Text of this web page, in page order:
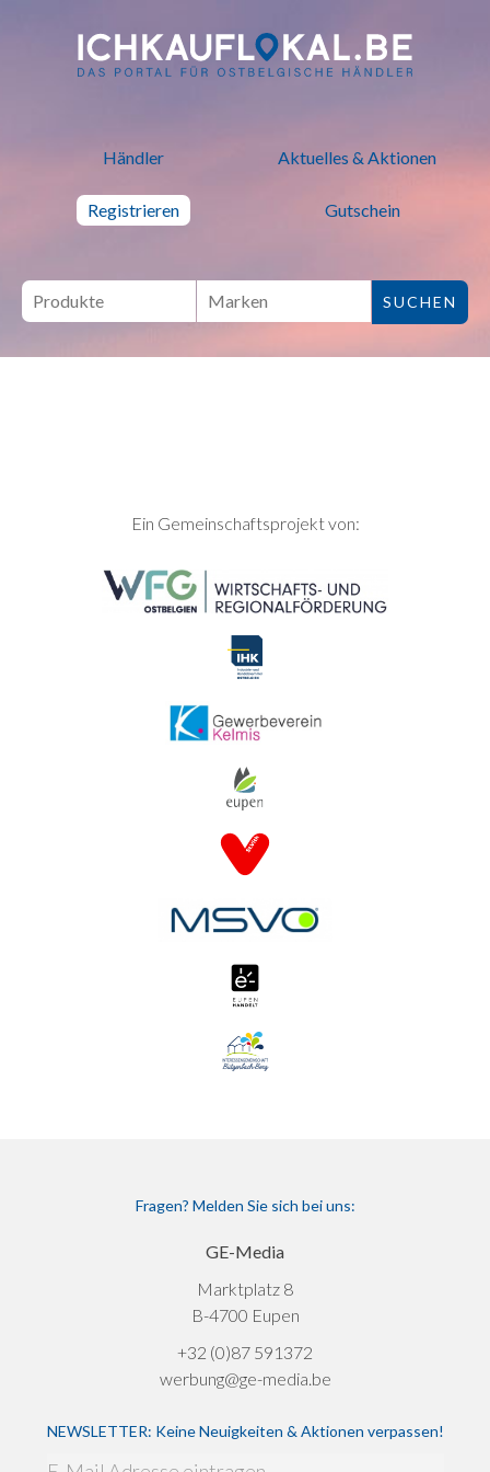
ich kauf lokal - Bei lokalen
Händler Aktuelles & Aktionen
Registrieren Gutschein
SEITENFUSSEin Gemeinschaftsprojekt von:
Fragen? Melden Sie sich bei uns:
GE-Media
Marktplatz 8
B-4700 Eupen
+32 (0)87 591372
werbung@ge-media.be
NEWSLETTER: Keine Neuigkeiten & Aktionen verpassen!